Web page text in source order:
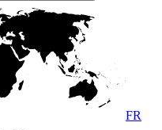
FR